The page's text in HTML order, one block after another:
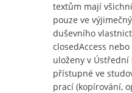
textům mají
pouze ve
duševního
closedAccess
uloženy v Ústřední
přístupné ve
prací (kopírování,